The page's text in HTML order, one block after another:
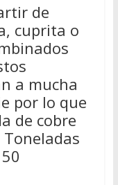
de
cuprita o
a mucha
por lo que
de cobre